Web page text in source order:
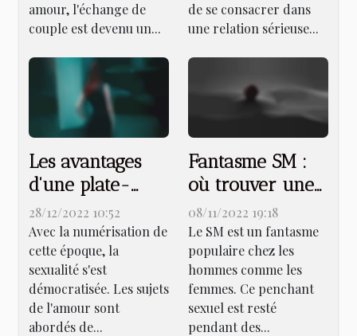
amour, l'échange de
couple est devenu un...
de se consacrer dans
une relation sérieuse...
Les avantages
d'une plate-
forme de
femmes Cougars
28/12/2022 10:52
Avec la numérisation de
cette époque, la
sexualité s'est
démocratisée. Les sujets
de l'amour sont
abordés de...
Fantasme SM :
où trouver une
maîtresse
professionnelle
en ligne ?
08/11/2022 19:18
Le SM est un fantasme
populaire chez les
hommes comme les
femmes. Ce penchant
sexuel est resté
pendant des...